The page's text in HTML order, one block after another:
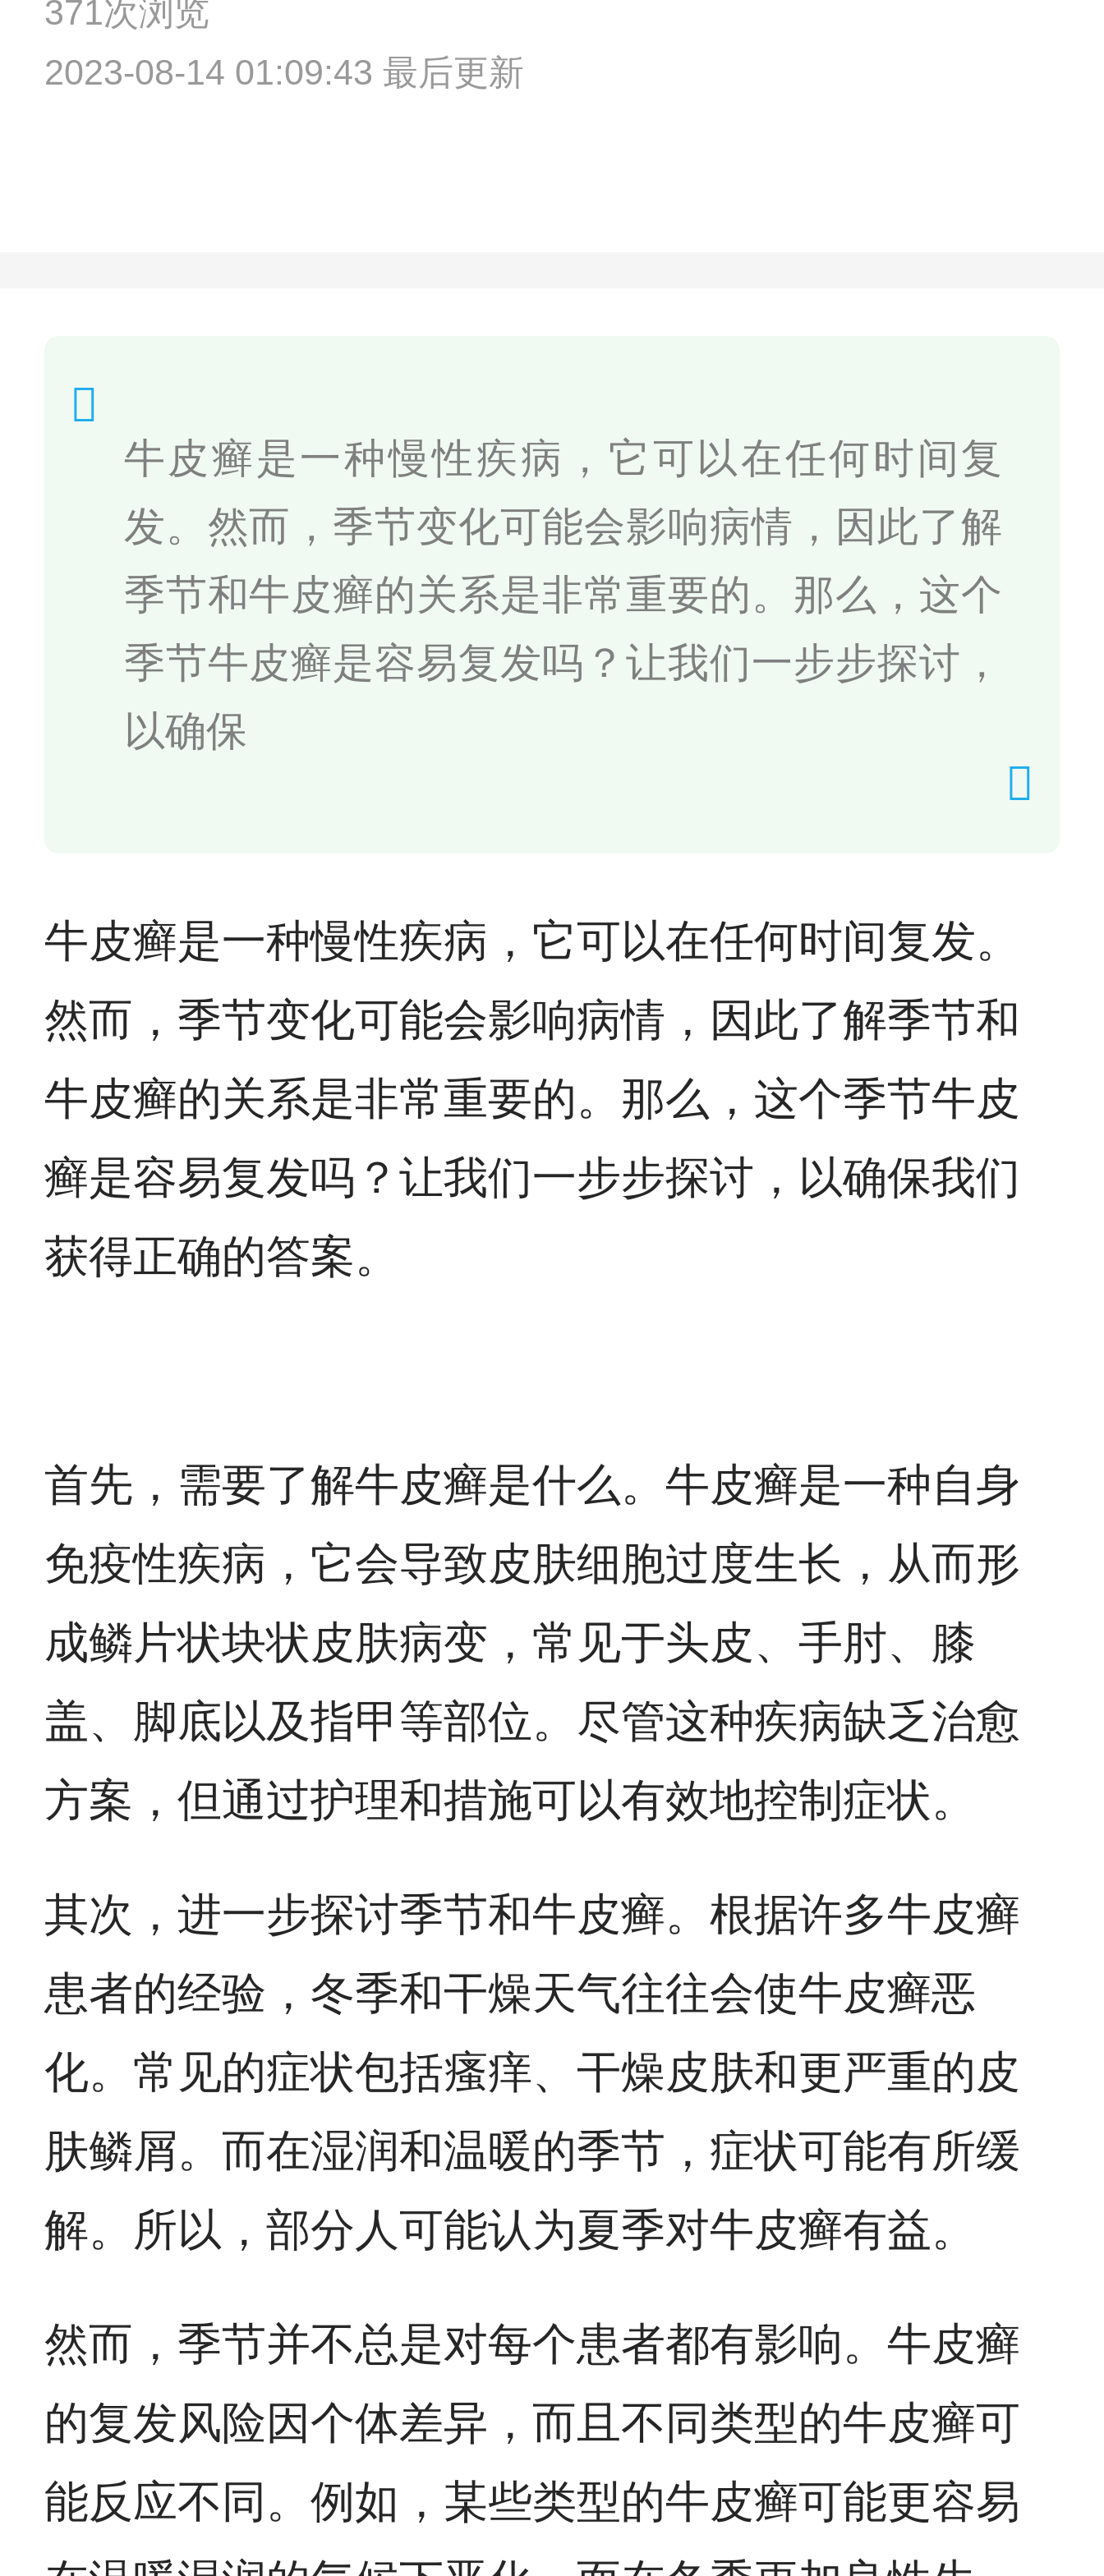
371次浏览
2023-08-14 01:09:43 最后更新
牛皮癣是一种慢性疾病，它可以在任何时间复
发。然而，季节变化可能会影响病情，因此了解
季节和牛皮癣的关系是非常重要的。那么，这个
季节牛皮癣是容易复发吗？让我们一步步探讨，
以确保
牛皮癣是一种慢性疾病，它可以在任何时间复发。
然而，季节变化可能会影响病情，因此了解季节和
牛皮癣的关系是非常重要的。那么，这个季节牛皮
癣是容易复发吗？让我们一步步探讨，以确保我们
获得正确的答案。
首先，需要了解牛皮癣是什么。牛皮癣是一种自身
免疫性疾病，它会导致皮肤细胞过度生长，从而形
成鳞片状块状皮肤病变，常见于头皮、手肘、膝
盖、脚底以及指甲等部位。尽管这种疾病缺乏治愈
方案，但通过护理和措施可以有效地控制症状。
其次，进一步探讨季节和牛皮癣。根据许多牛皮癣
患者的经验，冬季和干燥天气往往会使牛皮癣恶
化。常见的症状包括瘙痒、干燥皮肤和更严重的皮
肤鳞屑。而在湿润和温暖的季节，症状可能有所缓
解。所以，部分人可能认为夏季对牛皮癣有益。
然而，季节并不总是对每个患者都有影响。牛皮癣
的复发风险因个体差异，而且不同类型的牛皮癣可
能反应不同。例如，某些类型的牛皮癣可能更容易